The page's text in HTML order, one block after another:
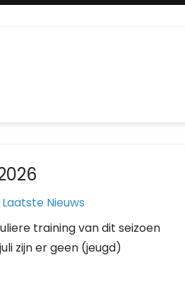
Laatste Nieuws
training van dit seizoen
zijn er geen (jeugd)